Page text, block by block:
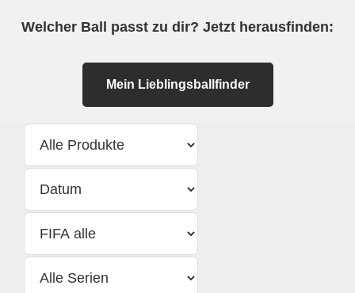
Welcher Ball passt zu dir? Jetzt herausfinden:
Mein Lieblingsballfinder